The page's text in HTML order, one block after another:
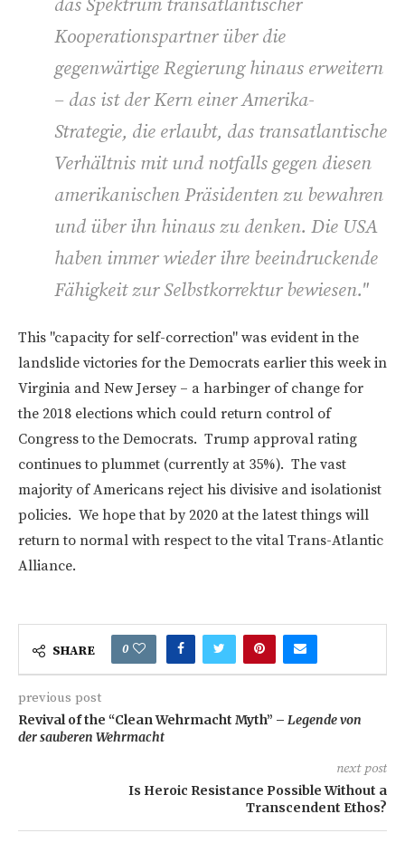
das Spektrum transatlantischer
Kooperationspartner über die
gegenwärtige Regierung hinaus erweitern
– das ist der Kern einer Amerika-
Strategie, die erlaubt, das transatlantische
Verhältnis mit und notfalls gegen diesen
amerikanischen Präsidenten zu bewahren
und über ihn hinaus zu denken. Die USA
haben immer wieder ihre beeindruckende
Fähigkeit zur Selbstkorrektur bewiesen."
This "capacity for self-correction" was evident in the
landslide victories for the Democrats earlier this week in
Virginia and New Jersey – a harbinger of change for
the 2018 elections which could return control of
Congress to the Democrats. Trump approval rating
continues to plummet (currently at 35%). The vast
majority of Americans reject his divisive and isolationist
policies. We hope that by 2020 at the latest things will
return to normal with respect to the vital Trans-Atlantic
Alliance.
SHARE 0
previous post
Revival of the “Clean Wehrmacht Myth” – Legende von
der sauberen Wehrmacht
next post
Is Heroic Resistance Possible Without a
Transcendent Ethos?